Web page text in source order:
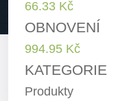
66.33 Kč
OBNOVENÍ
994.95 Kč
KATEGORIE
Produkty